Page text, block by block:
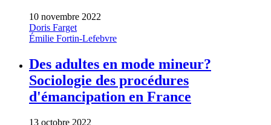
10 novembre 2022
Doris Farget
Émilie Fortin-Lefebvre
Des adultes en mode mineur?
Sociologie des procédures
d'émancipation en France
13 octobre 2022